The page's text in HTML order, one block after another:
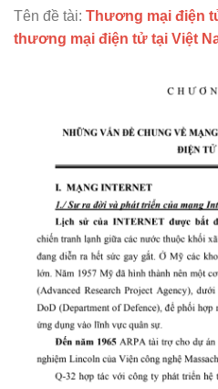
Tên đề tài: Thương mại điện
thương mại điện tử tại Việt